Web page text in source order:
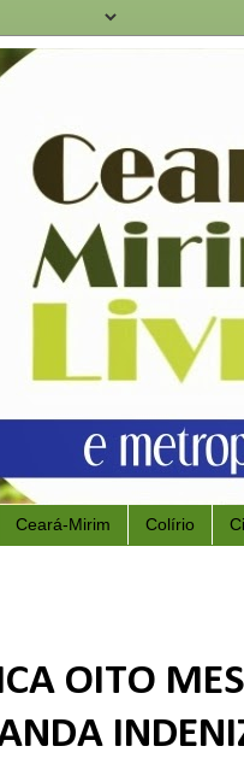
Ceará-Mirim Colírio
OITO